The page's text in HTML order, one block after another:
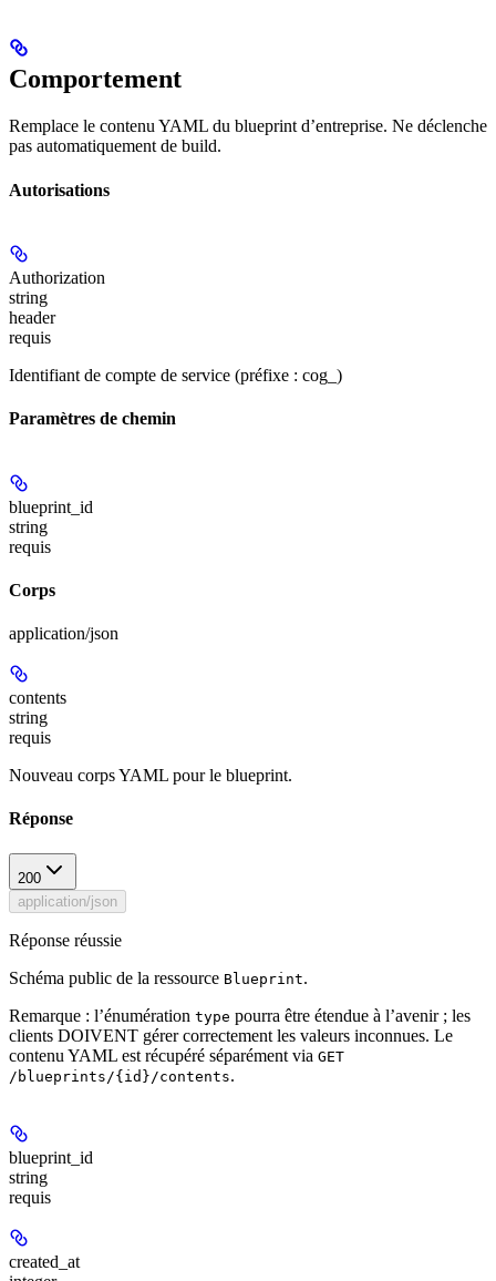
Comportement
Remplace le contenu YAML du blueprint d’entreprise. Ne déclenche
pas automatiquement de build.
Autorisations
Authorization
string
header
requis
Identifiant de compte de service (préfixe : cog_)
Paramètres de chemin
blueprint_id
string
requis
Corps
application/json
contents
string
requis
Nouveau corps YAML pour le blueprint.
Réponse
200
application/json
Réponse réussie
Schéma public de la ressource Blueprint.
Remarque : l’énumération type pourra être étendue à l’avenir ; les
clients DOIVENT gérer correctement les valeurs inconnues. Le
contenu YAML est récupéré séparément via GET
/blueprints/{id}/contents.
blueprint_id
string
requis
created_at